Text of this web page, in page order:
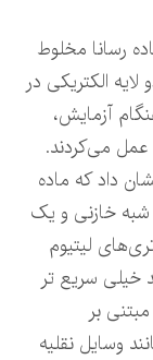
رسانا مخلوط
الکتریکی در
آزمایش،
عمل می‌کردند.
داد که ماده
شبه خازنی و یک
لیتیوم
خیلی سریع تر
بر
وسایل نقلیه